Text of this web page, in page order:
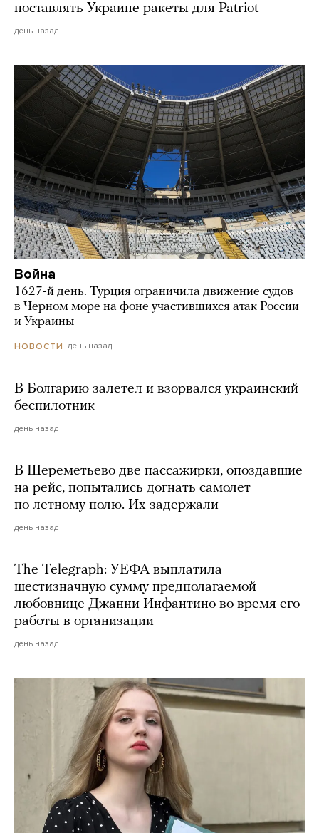
поставлять Украине ракеты для Patriot
день назад
Война
1627-й день. Турция ограничила движение судов
в Черном море на фоне участившихся атак России
и Украины
НОВОСТИ день назад
В Болгарию залетел и взорвался украинский
беспилотник
день назад
В Шереметьево две пассажирки, опоздавшие
на рейс, попытались догнать самолет
по летному полю. Их задержали
день назад
The Telegraph: УЕФА выплатила
шестизначную сумму предполагаемой
любовнице Джанни Инфантино во время его
работы в организации
день назад